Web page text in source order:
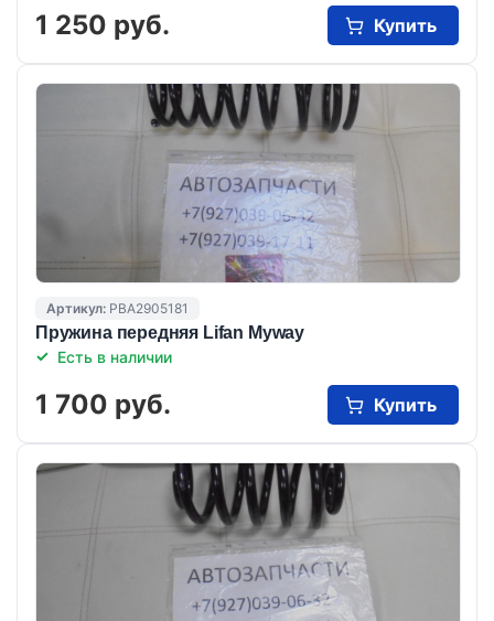
1 250 руб. Купить
Артикул: PBA2905181
Пружина передняя Lifan Myway
Есть в наличии
1 700 руб. Купить